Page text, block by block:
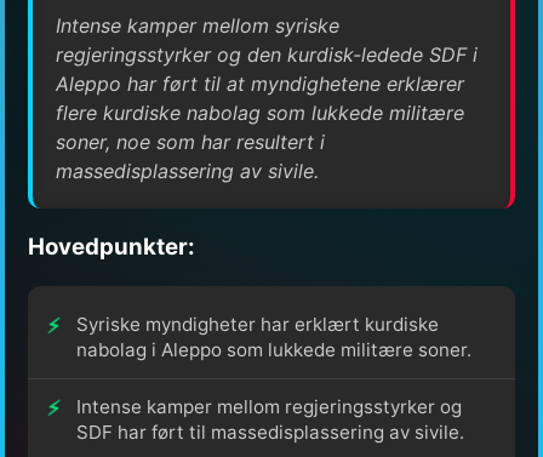
Intense kamper mellom syriske
regjeringsstyrker og den kurdisk-ledede SDF i
Aleppo har ført til at myndighetene erklærer
flere kurdiske nabolag som lukkede militære
soner, noe som har resultert i
massedisplassering av sivile.
Hovedpunkter:
Syriske myndigheter har erklært kurdiske
nabolag i Aleppo som lukkede militære soner.
Intense kamper mellom regjeringsstyrker og
SDF har ført til massedisplassering av sivile.